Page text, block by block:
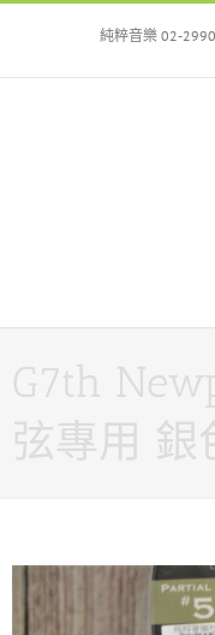
Skip
純粹音樂 02-
G7th
弦專用 銀